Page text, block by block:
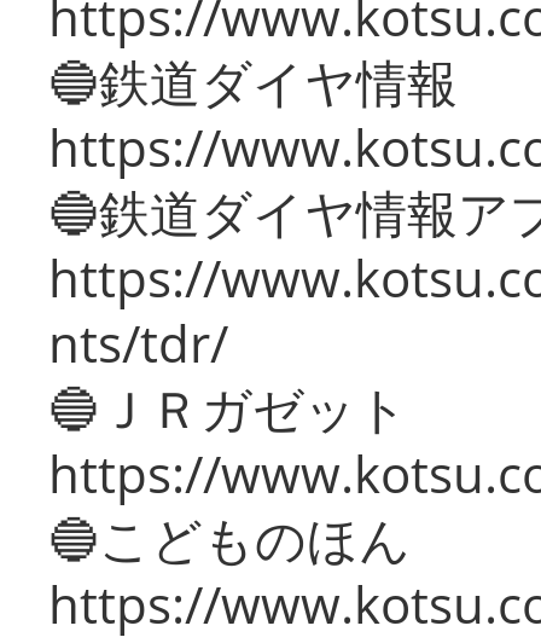
https://
🔵鉄道ダイヤ情報
https://
🔵鉄道ダイヤ情報ア
https://
nts/tdr/
🔵ＪＲガゼット
https://
🔵こどものほん
https://